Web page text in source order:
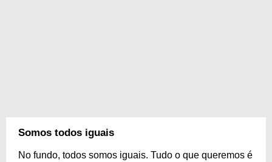
Somos todos iguais
No fundo, todos somos iguais. Tudo o que queremos é